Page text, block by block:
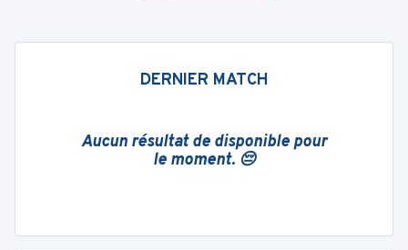
DERNIER MATCH
Aucun résultat de disponible pour
le moment. 😔